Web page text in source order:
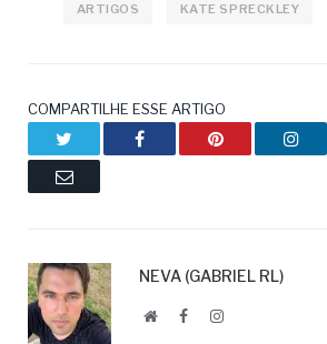
ARTIGOS KATE SPRECKLEY
COMPARTILHE ESSE ARTIGO
Facebook Pinterest
Email
NEVA (GABRIEL RL)
WebsiteFacebookLinkedIn